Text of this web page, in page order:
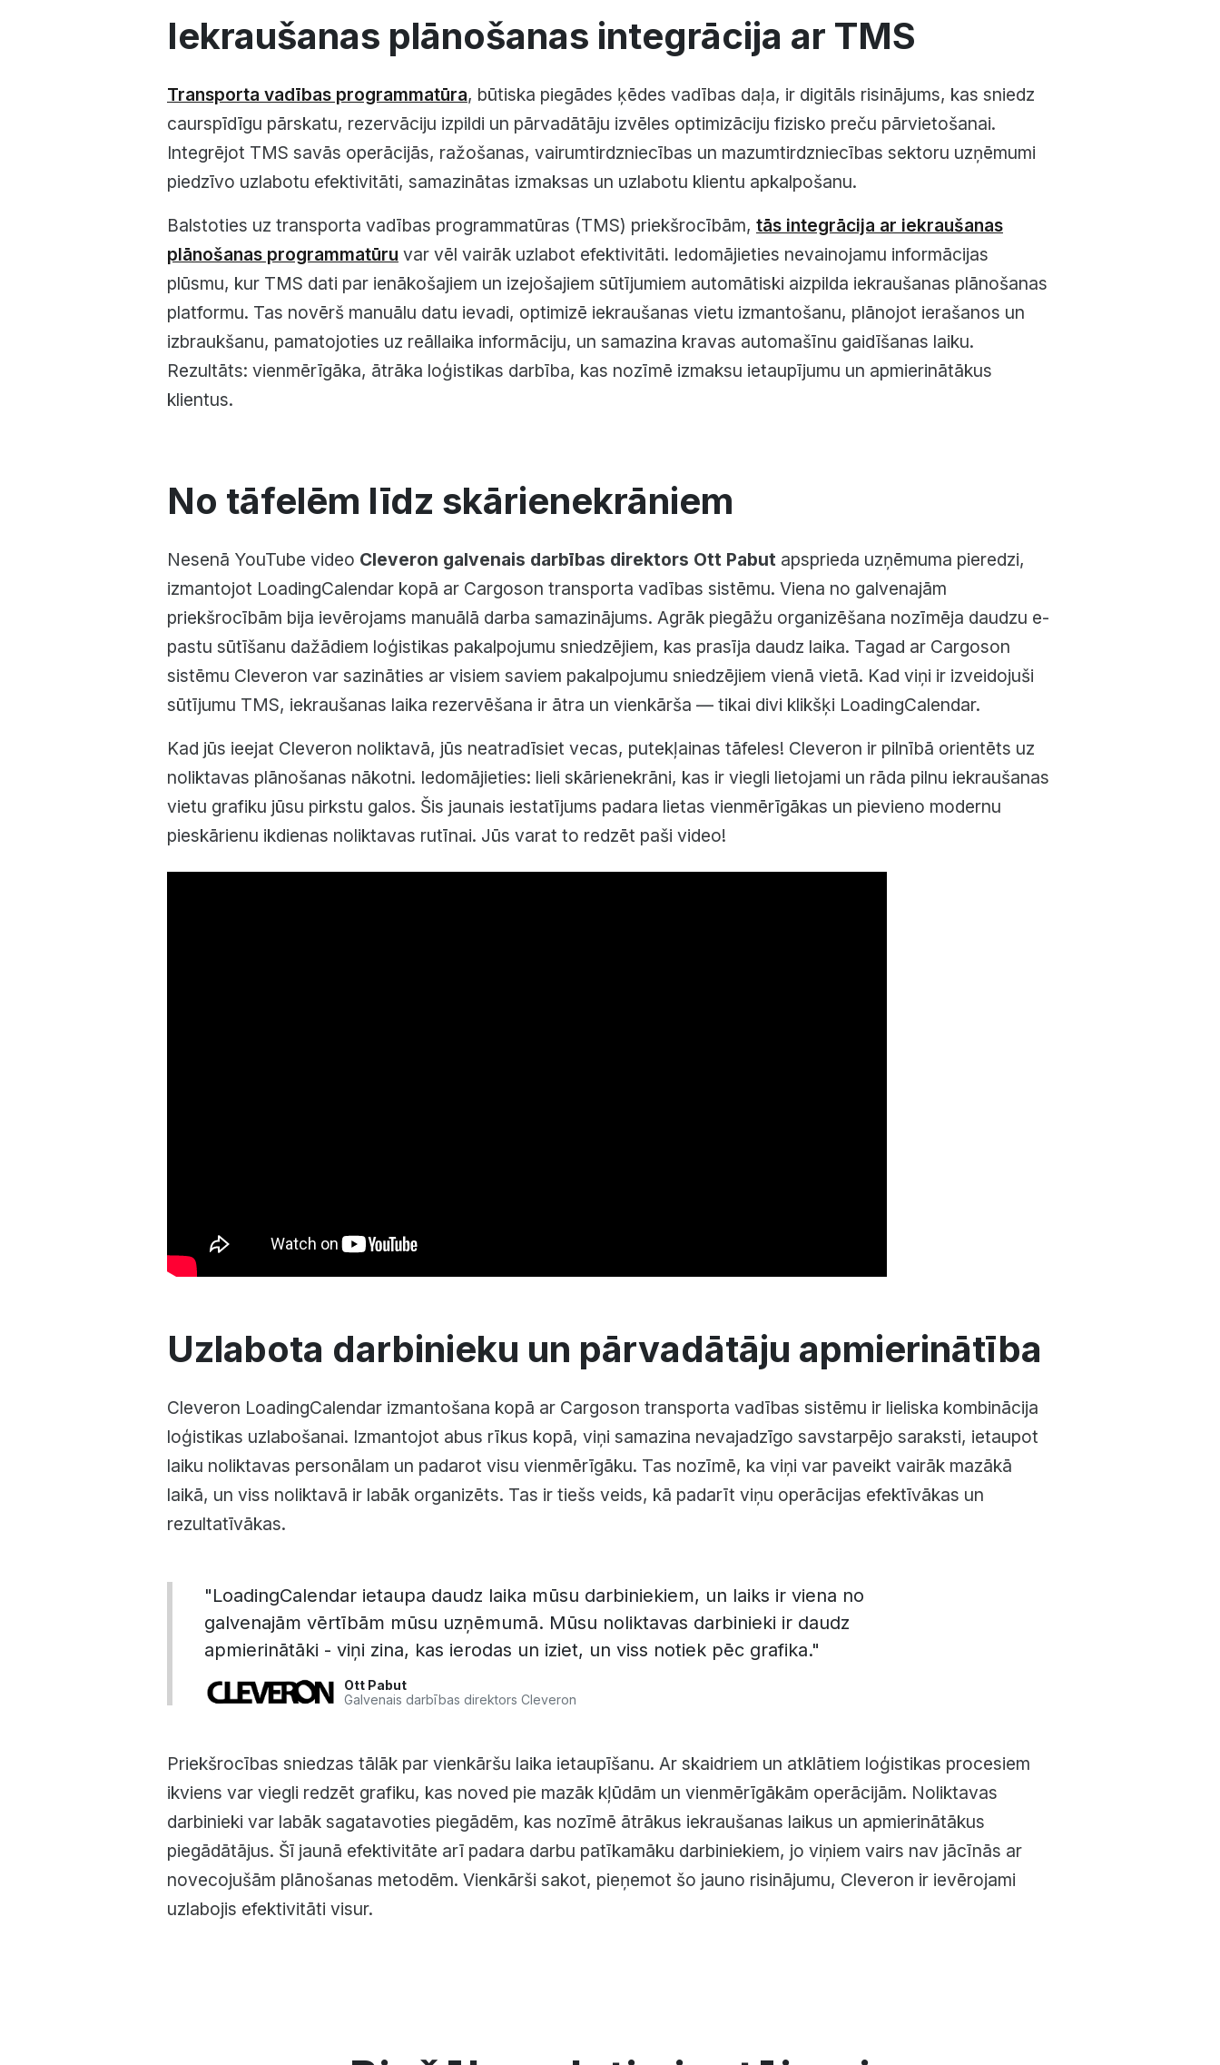
Iekraušanas plānošanas integrācija ar TMS
Transporta vadības programmatūra, būtiska piegādes ķēdes vadības daļa, ir digitāls risinājums, kas sniedz
caurspīdīgu pārskatu, rezervāciju izpildi un pārvadātāju izvēles optimizāciju fizisko preču pārvietošanai.
Integrējot TMS savās operācijās, ražošanas, vairumtirdzniecības un mazumtirdzniecības sektoru uzņēmumi
piedzīvo uzlabotu efektivitāti, samazinātas izmaksas un uzlabotu klientu apkalpošanu.
Balstoties uz transporta vadības programmatūras (TMS) priekšrocībām, tās integrācija ar iekraušanas
plānošanas programmatūru var vēl vairāk uzlabot efektivitāti. Iedomājieties nevainojamu informācijas
plūsmu, kur TMS dati par ienākošajiem un izejošajiem sūtījumiem automātiski aizpilda iekraušanas plānošanas
platformu. Tas novērš manuālu datu ievadi, optimizē iekraušanas vietu izmantošanu, plānojot ierašanos un
izbraukšanu, pamatojoties uz reāllaika informāciju, un samazina kravas automašīnu gaidīšanas laiku.
Rezultāts: vienmērīgāka, ātrāka loģistikas darbība, kas nozīmē izmaksu ietaupījumu un apmierinātākus
klientus.
No tāfelēm līdz skārienekrāniem
Nesenā YouTube video Cleveron galvenais darbības direktors Ott Pabut apsprieda uzņēmuma pieredzi,
izmantojot LoadingCalendar kopā ar Cargoson transporta vadības sistēmu. Viena no galvenajām
priekšrocībām bija ievērojams manuālā darba samazinājums. Agrāk piegāžu organizēšana nozīmēja daudzu e-
pastu sūtīšanu dažādiem loģistikas pakalpojumu sniedzējiem, kas prasīja daudz laika. Tagad ar Cargoson
sistēmu Cleveron var sazināties ar visiem saviem pakalpojumu sniedzējiem vienā vietā. Kad viņi ir izveidojuši
sūtījumu TMS, iekraušanas laika rezervēšana ir ātra un vienkārša — tikai divi klikšķi LoadingCalendar.
Kad jūs ieejat Cleveron noliktavā, jūs neatradīsiet vecas, putekļainas tāfeles! Cleveron ir pilnībā orientēts uz
noliktavas plānošanas nākotni. Iedomājieties: lieli skārienekrāni, kas ir viegli lietojami un rāda pilnu iekraušanas
vietu grafiku jūsu pirkstu galos. Šis jaunais iestatījums padara lietas vienmērīgākas un pievieno modernu
pieskārienu ikdienas noliktavas rutīnai. Jūs varat to redzēt paši video!
Uzlabota darbinieku un pārvadātāju apmierinātība
Cleveron LoadingCalendar izmantošana kopā ar Cargoson transporta vadības sistēmu ir lieliska kombinācija
loģistikas uzlabošanai. Izmantojot abus rīkus kopā, viņi samazina nevajadzīgo savstarpējo saraksti, ietaupot
laiku noliktavas personālam un padarot visu vienmērīgāku. Tas nozīmē, ka viņi var paveikt vairāk mazākā
laikā, un viss noliktavā ir labāk organizēts. Tas ir tiešs veids, kā padarīt viņu operācijas efektīvākas un
rezultatīvākas.
"LoadingCalendar ietaupa daudz laika mūsu darbiniekiem, un laiks ir viena no
galvenajām vērtībām mūsu uzņēmumā. Mūsu noliktavas darbinieki ir daudz
apmierinātāki - viņi zina, kas ierodas un iziet, un viss notiek pēc grafika."
Ott Pabut
Galvenais darbības direktors Cleveron
Priekšrocības sniedzas tālāk par vienkāršu laika ietaupīšanu. Ar skaidriem un atklātiem loģistikas procesiem
ikviens var viegli redzēt grafiku, kas noved pie mazāk kļūdām un vienmērīgākām operācijām. Noliktavas
darbinieki var labāk sagatavoties piegādēm, kas nozīmē ātrākus iekraušanas laikus un apmierinātākus
piegādātājus. Šī jaunā efektivitāte arī padara darbu patīkamāku darbiniekiem, jo viņiem vairs nav jācīnās ar
novecojušām plānošanas metodēm. Vienkārši sakot, pieņemot šo jauno risinājumu, Cleveron ir ievērojami
uzlabojis efektivitāti visur.